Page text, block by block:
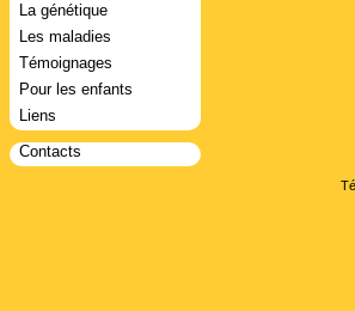
La génétique
Les maladies
Témoignages
Pour les enfants
Liens
Contacts